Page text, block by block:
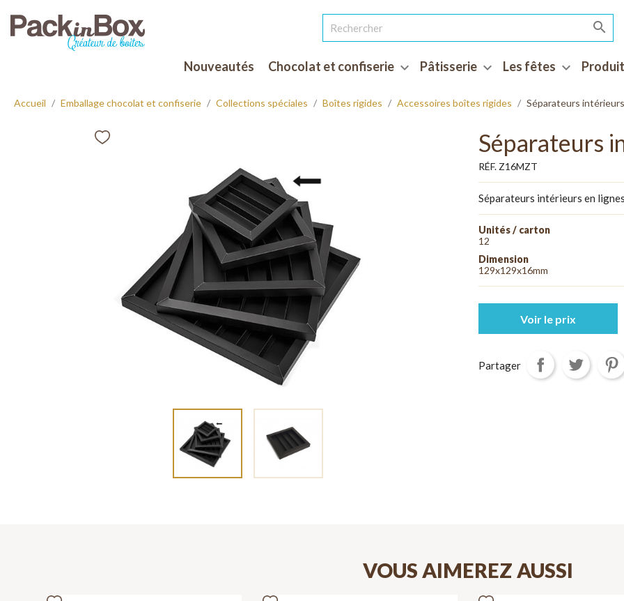

Nouveautés Chocolat et confiserie expand_more Pâtisserie expand_more Les fêtes expand_more
Accueil Emballage chocolat et confiserie Collections spéciales Boîtes rigides Accessoires boîtes rigides Séparateurs intérieurs
Séparateurs
RÉF. Z16MZT
Séparateurs intérieurs en
Unités / carton
12
Dimension
129x129x16mm
Voir le prix
Partager
VOUS AIMEREZ AUSSI